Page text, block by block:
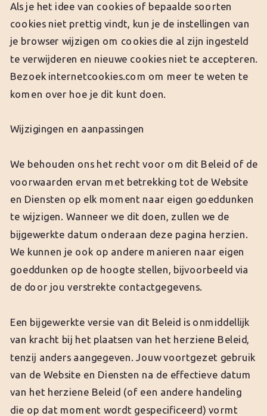
Als je het idee van cookies of bepaalde soorten
cookies niet prettig vindt, kun je de instellingen van
je browser wijzigen om cookies die al zijn ingesteld
te verwijderen en nieuwe cookies niet te accepteren.
Bezoek internetcookies.com om meer te weten te
komen over hoe je dit kunt doen.
Wijzigingen en aanpassingen
We behouden ons het recht voor om dit Beleid of de
voorwaarden ervan met betrekking tot de Website
en Diensten op elk moment naar eigen goeddunken
te wijzigen. Wanneer we dit doen, zullen we de
bijgewerkte datum onderaan deze pagina herzien.
We kunnen je ook op andere manieren naar eigen
goeddunken op de hoogte stellen, bijvoorbeeld via
de door jou verstrekte contactgegevens.
Een bijgewerkte versie van dit Beleid is onmiddellijk
van kracht bij het plaatsen van het herziene Beleid,
tenzij anders aangegeven. Jouw voortgezet gebruik
van de Website en Diensten na de effectieve datum
van het herziene Beleid (of een andere handeling
die op dat moment wordt gespecificeerd) vormt